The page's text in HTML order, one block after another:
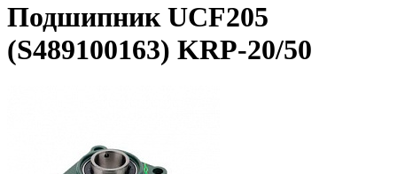
Подшипник UCF205
(S489100163) KRP-20/50